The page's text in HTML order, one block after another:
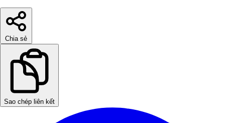
Chia sẻ
Sao chép liên kết